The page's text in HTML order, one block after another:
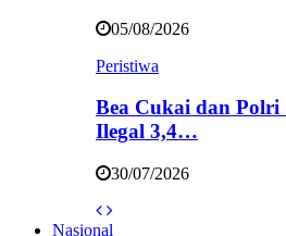
05/08/2026
Peristiwa
Bea Cukai dan
Ilegal 3,4…
30/07/2026
Nasional